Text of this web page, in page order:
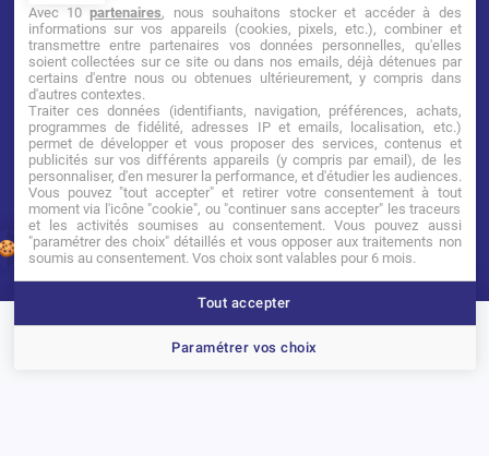
Établissement d’Enseignement
Supérieur Technique Privé
Dernière mise à jour : Novembre 2025
Portes ouvertes
Avec 10partenaires, nous souhaitons stocker et accéder à des
informations sur vos appareils (cookies, pixels, etc.), combiner et
transmettre entre partenaires vos données personnelles, qu'elles
soient collectées sur ce site ou dans nos emails, déjà détenues par
certains d'entre nous ou obtenues ultérieurement, y compris dans
d'autres contextes.
Traiter ces données (identifiants, navigation, préférences, achats,
programmes de fidélité, adresses IP et emails, localisation, etc.)
permet de développer et vous proposer des services, contenus et
publicités sur vos différents appareils (y compris par email), de les
personnaliser, d'en mesurer la performance, et d'étudier les audiences.
Vous pouvez "tout accepter" et retirer votre consentement à tout
moment via l'icône "cookie", ou "continuer sans accepter" les traceurs
et les activités soumises au consentement. Vous pouvez aussi
"paramétrer des choix" détaillés et vous opposer aux traitements non
soumis au consentement. Vos choix sont valables pour 6 mois.
Paramétrer vos choix
Tout accepter
1